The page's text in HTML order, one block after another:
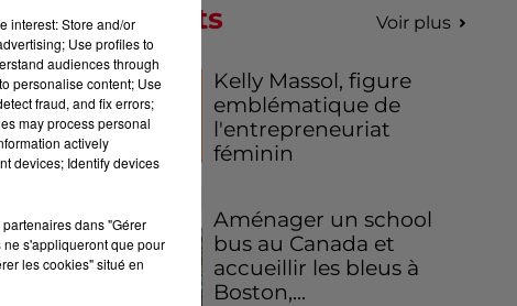
Podcasts Voir plus
Kelly Massol, figure
emblématique de
l'entrepreneuriat
féminin
Aménager un school
bus au Canada et
accueillir les bleus à
Boston,...
interest: Store and/or
Use profiles to
audiences through
personalise content; Use
fraud, and fix errors;
may process personal
actively
devices; Identify devices
dans "Gérer
ne s'appliqueront que pour
les cookies" situé en